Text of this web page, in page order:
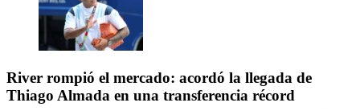
River rompió el mercado: acordó la llegada de
Thiago Almada en una transferencia récord